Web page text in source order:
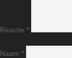
Reactie *
Naam *